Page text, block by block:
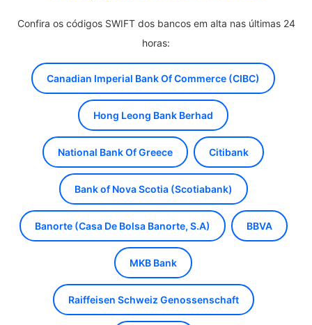
Confira os códigos SWIFT dos bancos em alta nas últimas 24
horas:
Canadian Imperial Bank Of Commerce (CIBC)
Hong Leong Bank Berhad
National Bank Of Greece Citibank
Bank of Nova Scotia (Scotiabank)
Banorte (Casa De Bolsa Banorte, S.A) BBVA
MKB Bank
Raiffeisen Schweiz Genossenschaft